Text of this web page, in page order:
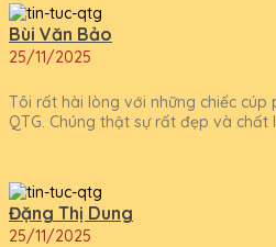
Bùi Văn Bảo
25/11/2025
Tôi rất hài lòng với những chiếc cúp
QTG. Chúng thật sự rất đẹp và chất
Đặng Thị Dung
25/11/2025